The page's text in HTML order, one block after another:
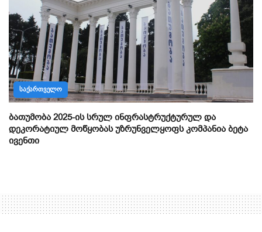
ᲡᲐᲥᲐᲠᲗᲕᲔᲚᲝ
ბათუმობა 2025-ის სრულ ინფრასტრუქტურულ და
დეკორატიულ მოწყობას უზრუნველყოფს კომპანია ბეტა
ივენთი